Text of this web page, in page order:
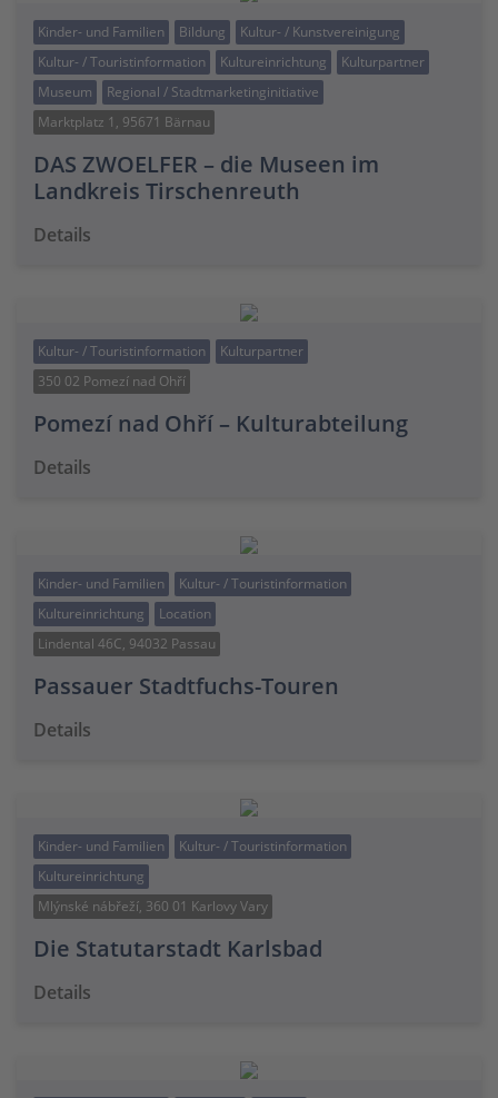
Kinder- und Familien Bildung
Kultur- / Kunstvereinigung
Kultur- / Touristinformation
Kultureinrichtung
Kulturpartner
Museum
Regional / Stadtmarketinginitiative
Marktplatz 1, 95671 Bärnau
DAS ZWOELFER – die Museen im
Landkreis Tirschenreuth
Details
Kultur- / Touristinformation
Kulturpartner
350 02 Pomezí nad Ohří
Pomezí nad Ohří – Kulturabteilung
Details
Kinder- und Familien
Kultur- / Touristinformation
Kultureinrichtung
Location
Lindental 46C, 94032 Passau
Passauer Stadtfuchs-Touren
Details
Kinder- und Familien
Kultur- / Touristinformation
Kultureinrichtung
Mlýnské nábřeží, 360 01 Karlovy Vary
Die Statutarstadt Karlsbad
Details